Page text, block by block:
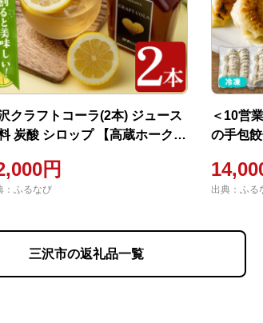
クラフトコーラ(2本) ジュース
炭酸 シロップ 【高蔵ホーク】
円
：ふるなび
＜10営
の手包
センタ
出典：ふる
三沢市の返礼品一覧